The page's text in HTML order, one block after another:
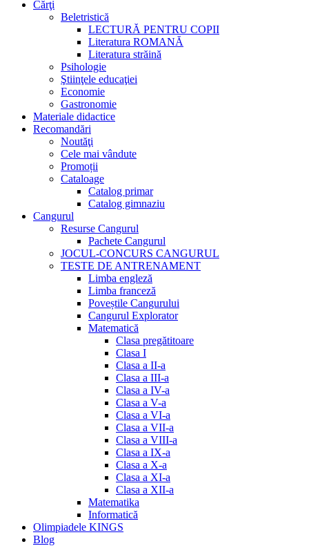
Cărţi
Beletristică
LECTURĂ PENTRU COPII
Literatura ROMANĂ
Literatura străină
Psihologie
Ştiinţele educaţiei
Economie
Gastronomie
Materiale didactice
Recomandări
Noutăţi
Cele mai vândute
Promoții
Cataloage
Catalog primar
Catalog gimnaziu
Cangurul
Resurse Cangurul
Pachete Cangurul
JOCUL-CONCURS CANGURUL
TESTE DE ANTRENAMENT
Limba engleză
Limba franceză
Poveștile Cangurului
Cangurul Explorator
Matematică
Clasa pregătitoare
Clasa I
Clasa a II-a
Clasa a III-a
Clasa a IV-a
Clasa a V-a
Clasa a VI-a
Clasa a VII-a
Clasa a VIII-a
Clasa a IX-a
Clasa a X-a
Clasa a XI-a
Clasa a XII-a
Matematika
Informatică
Olimpiadele KINGS
Blog